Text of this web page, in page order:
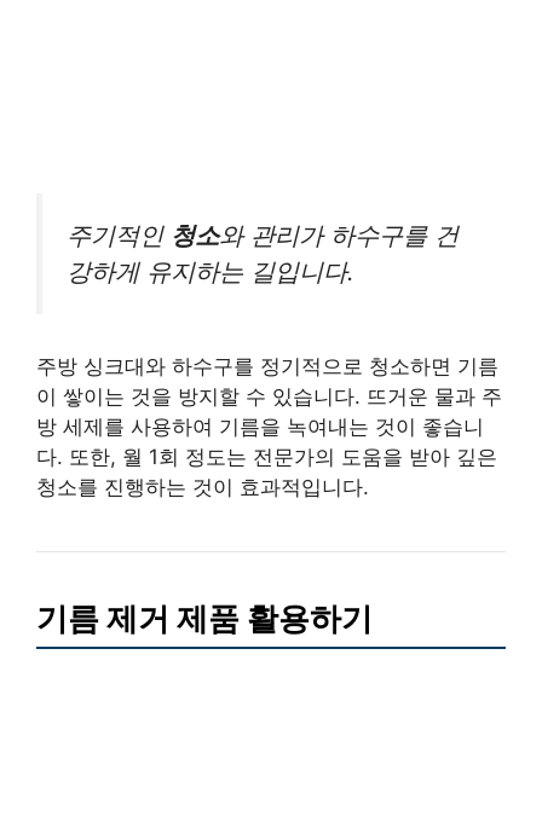
주기적인 청소와 관리가 하수구를 건
강하게 유지하는 길입니다.
주방 싱크대와 하수구를 정기적으로 청소하면 기름
이 쌓이는 것을 방지할 수 있습니다. 뜨거운 물과 주
방 세제를 사용하여 기름을 녹여내는 것이 좋습니
다. 또한, 월 1회 정도는 전문가의 도움을 받아 깊은
청소를 진행하는 것이 효과적입니다.
기름 제거 제품 활용하기